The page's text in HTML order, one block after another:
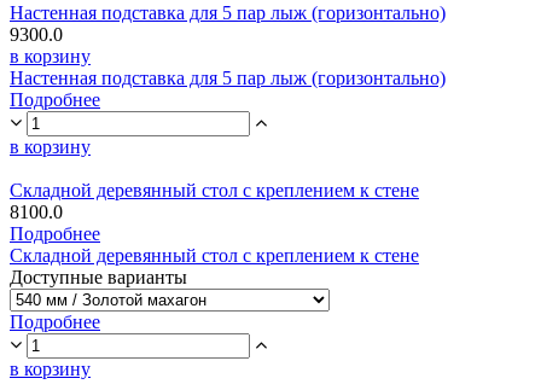
Настенная подставка для 5 пар лыж (горизонтально)
9300.0
в корзину
Настенная подставка для 5 пар лыж (горизонтально)
Подробнее
в корзину
Складной деревянный стол с креплением к стене
8100.0
Подробнее
Складной деревянный стол с креплением к стене
Доступные варианты
Подробнее
в корзину